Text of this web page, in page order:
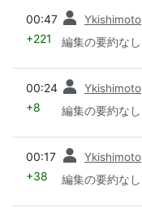
00:47 Ykishimoto
+221 編集の要約なし
00:24 Ykishimoto
+8 編集の要約なし
00:17 Ykishimoto
+38 編集の要約なし